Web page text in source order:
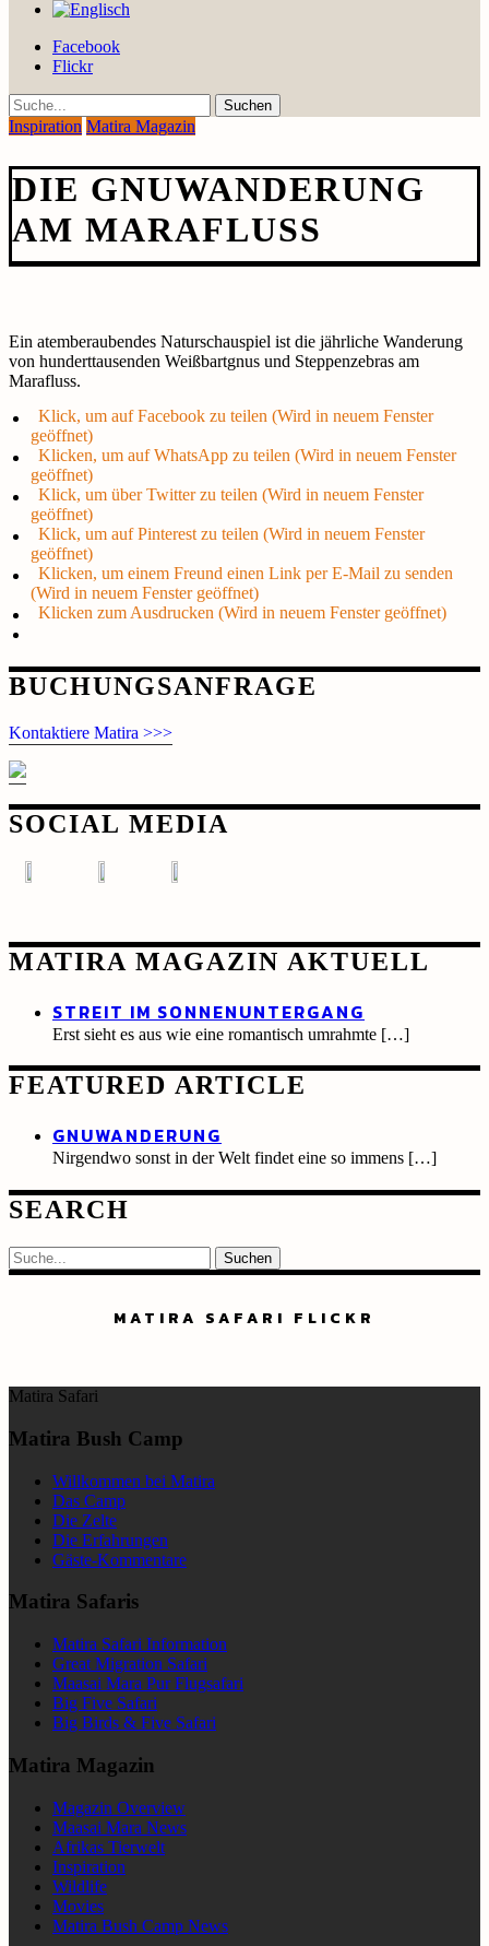
Facebook
Flickr
Suche
Inspiration Matira Magazin
DIE GNUWANDERUNG
AM MARAFLUSS
Ein atemberaubendes Naturschauspiel ist die jährliche Wanderung
von hunderttausenden Weißbartgnus und Steppenzebras am
Marafluss.
Klick, um auf Facebook zu teilen (Wird in neuem Fenster
geöffnet)
Klicken, um auf WhatsApp zu teilen (Wird in neuem Fenster
geöffnet)
Klick, um über Twitter zu teilen (Wird in neuem Fenster
geöffnet)
Klick, um auf Pinterest zu teilen (Wird in neuem Fenster
geöffnet)
Klicken, um einem Freund einen Link per E-Mail zu senden
(Wird in neuem Fenster geöffnet)
Klicken zum Ausdrucken (Wird in neuem Fenster geöffnet)
Beitragsnavigation
BUCHUNGSANFRAGE
Kontaktiere Matira >>>
SOCIAL MEDIA
MATIRA MAGAZIN AKTUELL
STREIT IM SONNENUNTERGANG
Erst sieht es aus wie eine romantisch umrahmte […]
FEATURED ARTICLE
GNUWANDERUNG
Nirgendwo sonst in der Welt findet eine so immens […]
SEARCH
Suche
MATIRA SAFARI FLICKR
Matira Safari
Matira Bush Camp
Willkommen bei Matira
Das Camp
Die Zelte
Die Erfahrungen
Gäste-Kommentare
Matira Safaris
Matira Safari Information
Great Migration Safari
Maasai Mara Pur Flugsafari
Big Five Safari
Big Birds & Five Safari
Matira Magazin
Magazin Overview
Maasai Mara News
Afrikas Tierwelt
Inspiration
Wildlife
Movies
Matira Bush Camp News